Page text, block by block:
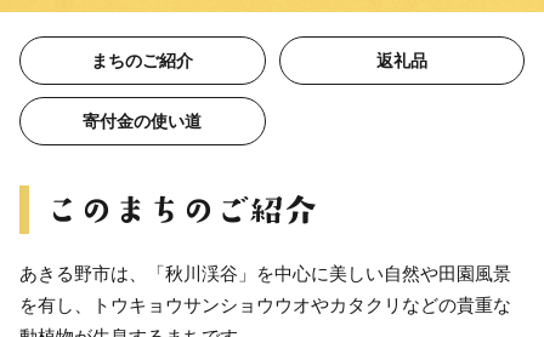
まちのご紹介 返礼品
寄付金の使い道
あきる野市は、「秋川渓谷」を中心に美しい自然や田園風景
を有し、トウキョウサンショウウオやカタクリなどの貴重な